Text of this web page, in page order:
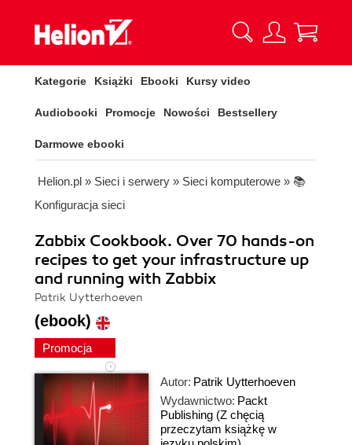
Kategorie Książki Ebooki Kursy video
Audiobooki Promocje Nowości Bestsellery
Darmowe ebooki
Helion.pl » Sieci i serwery » Sieci komputerowe » 📚
Konfiguracja sieci
Zabbix Cookbook. Over 70 hands-on
recipes to get your infrastructure up
and running with Zabbix
Patrik Uytterhoeven
(ebook)
Promocja
Autor: Patrik Uytterhoeven
Wydawnictwo: Packt
Publishing (Z chęcią
przeczytam książkę w